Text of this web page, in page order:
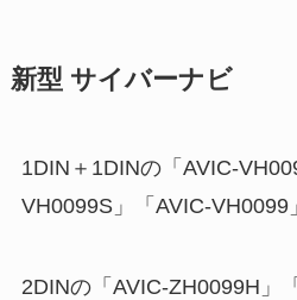
新型 サイバーナビ
1DIN＋1DINの「AVIC-
VH0099S」「AVIC-VH0099」
2DINの「AVIC-ZH0099H」